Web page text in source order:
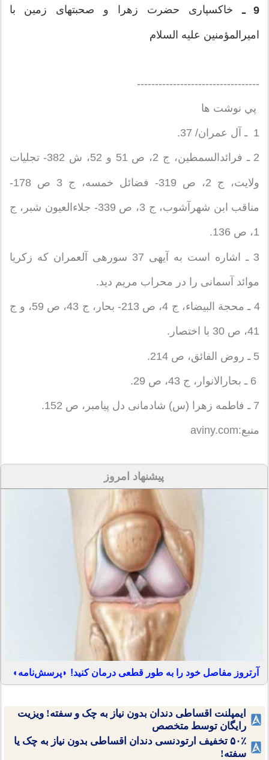
9 ـ خاكسپارى حضرت زهرا و صحبتهاى زمين با
اميرالمؤمنين عليه ‏السلام
----------------------------------
پي نوشت ها
1 ـ آل‏ عمران/ 37.
2 ـ فرائدالسمطين، ج 2، ص 51 و 52، ش 382- تجليات
ولايت، ج 2، ص 319- فضائل خمسه، ج 3 ص 178-
مناقب ابن شهرآشوب، ج 3، ص 339- جلاءالعيون شبر، ج
1، ص 136.
3 ـ اشاره است به آيه‏ى 37 سوره‏ى آل‏عمران كه زكريا
موائد آسمانى را در محراب مريم ديد.
4 ـ محجة البيضاء، ج 4، ص 213- بحار، ج 43، ص 59، و ج
41، ص 30 با اختصار.
5 ـ روض الفائق، ص 214.
7 ـ فاطمه زهرا (س) شادمانى دل پيامبر، ص 152.
منبع:aviny.com
پیشنهاد امروز
آرتروز مفاصل خود را به طور قطعی درمان کنید! ◗پرسش‌نامه◖
ایمپلنت اقساطی دندان بدون نیاز به چک و سفته! ویزیت
رایگان توسط متخصص
۵۰٪ تخفیف ارتودنسی دندان اقساطی بدون نیاز به چک یا
سفته!